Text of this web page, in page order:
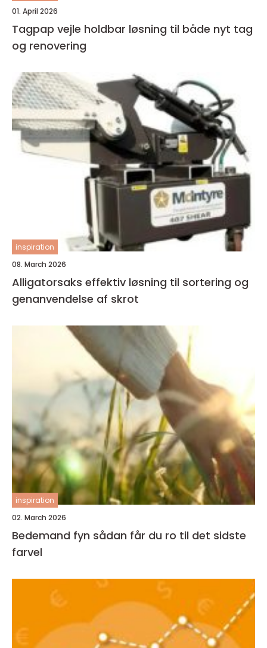
01. April 2026
Tagpap vejle holdbar løsning til både nyt tag
og renovering
inspiration
08. March 2026
Alligatorsaks effektiv løsning til sortering og
genanvendelse af skrot
inspiration
02. March 2026
Bedemand fyn sådan får du ro til det sidste
farvel